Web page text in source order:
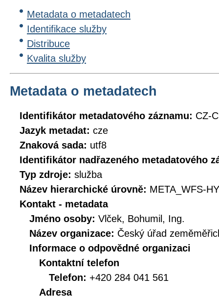
Metadata o metadatech
Identifikace služby
Distribuce
Kvalita služby
Metadata o metadatech
Identifikátor metadatového záznamu: CZ-
Jazyk metadat: cze
Znaková sada: utf8
Identifikátor nadřazeného metadatového
Typ zdroje: služba
Název hierarchické úrovně: META_WFS-
Kontakt - metadata
Jméno osoby: Vlček, Bohumil, Ing.
Název organizace: Český úřad
Informace o odpovědné organizaci
Kontaktní telefon
Telefon: +420 284 041 561
Adresa